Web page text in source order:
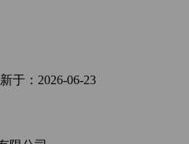
于：2026-06-23